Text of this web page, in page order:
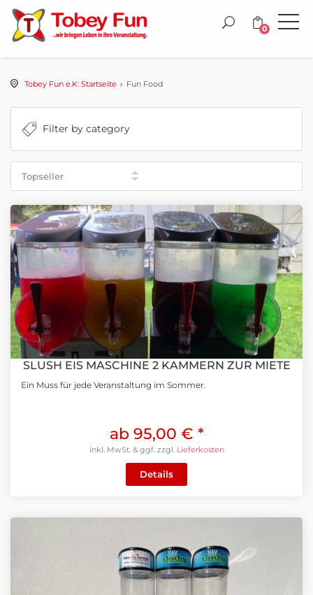
0
Tobey Fun e.K: Startseite Fun Food
SLUSH EIS MASCHINE 2 KAMMERN ZUR MIETE
Ein Muss für jede Veranstaltung im Sommer.
ab 95,00 € *
inkl. MwSt. & ggf. zzgl. Lieferkosten
Details